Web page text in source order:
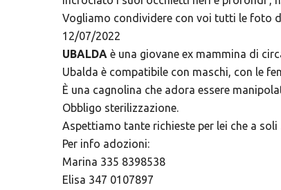
Vogliamo condividere con voi tutti le foto
12/07/2022
UBALDA è una giovane ex mammina di
Ubalda è compatibile con maschi, con le
È una cagnolina che adora essere
Obbligo sterilizzazione.
Aspettiamo tante richieste per lei che a
Per info adozioni:
Marina 335 8398538
Elisa 347 0107897